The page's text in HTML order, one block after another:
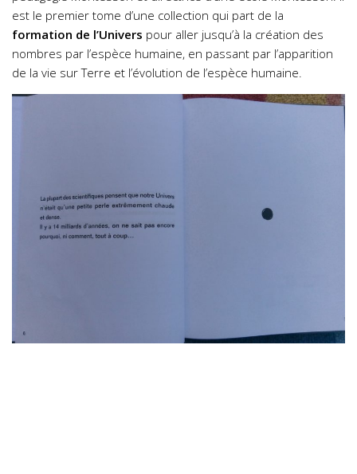
est le premier tome d’une collection qui part de la
formation de l’Univers pour aller jusqu’à la création des
nombres par l’espèce humaine, en passant par l’apparition
de la vie sur Terre et l’évolution de l’espèce humaine.